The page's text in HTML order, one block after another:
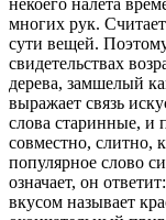
многих рук.
сути вещей.
свидетельствах
дерева, замшелый
выражает связь
слова старинные, и
совместно, слитно,
популярное слово
означает, он
вкусом называет